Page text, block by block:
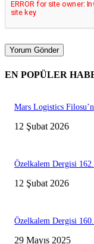
EN POPÜLER
Mars Logistics
12 Şubat 2026
Özelkalem Dergisi 162.
12 Şubat 2026
Özelkalem Dergisi 160.
29 Mayıs 2025